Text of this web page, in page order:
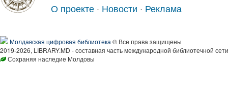
О проекте · Новости · Реклама
Молдавская цифровая библиотека © Все права защищены
2019-2026, LIBRARY.MD - составная часть международной библиотечной
Сохраняя наследие Молдовы